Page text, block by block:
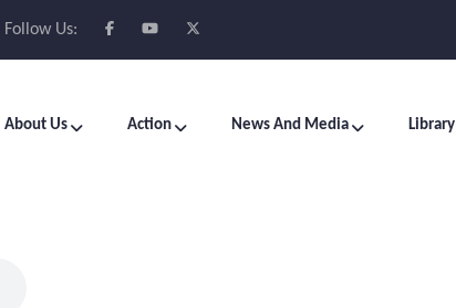
Follow Us:
About Us Action News And Media Library